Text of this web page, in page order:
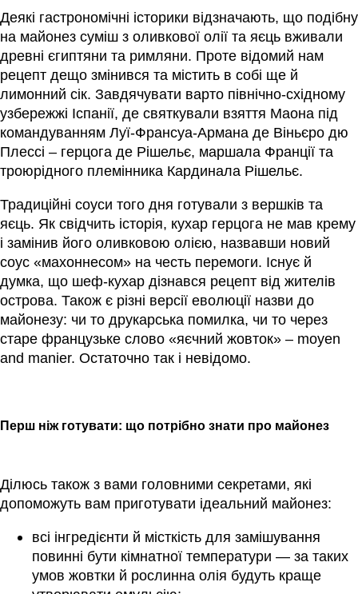
Деякі гастрономічні історики відзначають, що подібну
на майонез суміш з оливкової олії та яєць вживали
древні єгиптяни та римляни. Проте відомий нам
рецепт дещо змінився та містить в собі ще й
лимонний сік. Завдячувати варто північно-східному
узбережжі Іспанії, де святкували взяття Маона під
командуванням Луї-Франсуа-Армана де Віньєро дю
Плессі – герцога де Рішельє, маршала Франції та
троюрідного племінника Кардинала Рішельє.
Традиційні соуси того дня готували з вершків та
яєць. Як свідчить історія, кухар герцога не мав крему
і замінив його оливковою олією, назвавши новий
соус «махоннесом» на честь перемоги. Існує й
думка, що шеф-кухар дізнався рецепт від жителів
острова. Також є різні версії еволюції назви до
майонезу: чи то друкарська помилка, чи то через
старе французьке слово «яєчний жовток» – moyen
and manier. Остаточно так і невідомо.
Перш ніж готувати: що потрібно знати про майонез
Ділюсь також з вами головними секретами, які
допоможуть вам приготувати ідеальний майонез:
всі інгредієнти й місткість для замішування
повинні бути кімнатної температури — за таких
умов жовтки й рослинна олія будуть краще